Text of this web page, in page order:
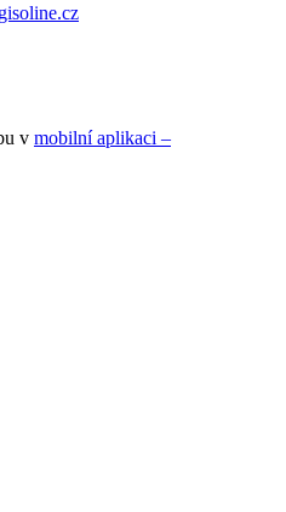
v mobilní aplikaci –